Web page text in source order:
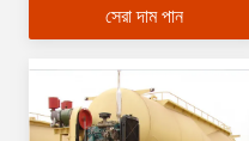
সেরা দাম পান